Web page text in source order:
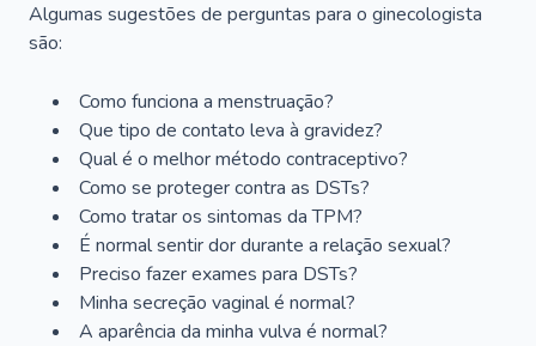
Algumas sugestões de perguntas para o ginecologista
são:
Como funciona a menstruação?
Que tipo de contato leva à gravidez?
Qual é o melhor método contraceptivo?
Como se proteger contra as DSTs?
Como tratar os sintomas da TPM?
É normal sentir dor durante a relação sexual?
Preciso fazer exames para DSTs?
Minha secreção vaginal é normal?
A aparência da minha vulva é normal?